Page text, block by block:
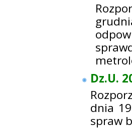
Dz.U.
dnia
spraw